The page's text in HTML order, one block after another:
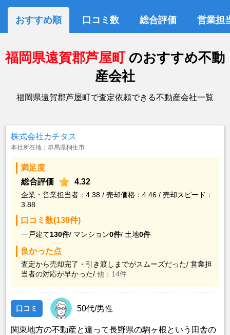
おすすめ順 口コミ数 総合評価 営業担
福岡県遠賀郡芦屋町 のおすすめ不動
産会社
福岡県遠賀郡芦屋町で査定依頼できる不動産会社一覧
株式会社カチタス
本社所在地：群馬県桐生市
満足度
総合評価
4.32
企業・営業担当者：4.38 / 売却価格：4.46 / 売却スピード：
3.88
口コミ数(130件)
一戸建て130件/ マンション0件/ 土地0件
良かった点
査定から売却完了・引き渡しまでがスムーズだった/ 営業担
当者の対応が早かった/ 他：14件
口コミ 50代/男性
関東地方の不動産と違って長野県の駒ヶ根という田舎の